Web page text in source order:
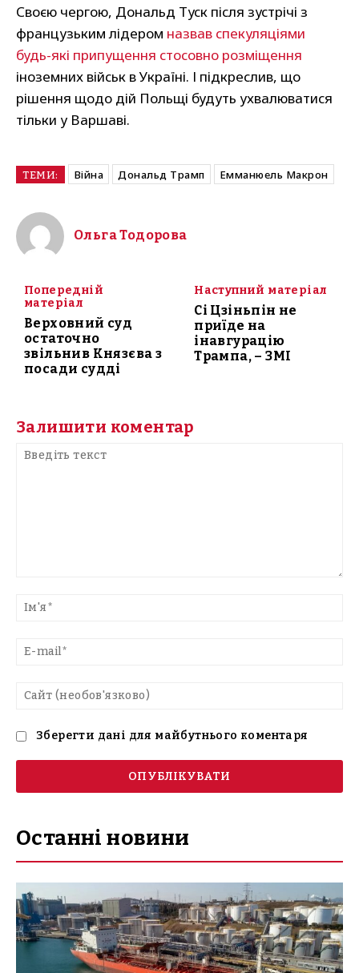
Своєю чергою, Дональд Туск після зустрічі з
французьким лідером назвав спекуляціями
будь-які припущення стосовно розміщення
іноземних військ в Україні. І підкреслив, що
рішення щодо дій Польщі будуть ухвалюватися
тільки у Варшаві.
ТЕМИ: Війна Дональд Трамп Емманюель Макрон
Ольга Тодорова
Попередній
матеріал
Верховний суд
остаточно
звільнив Князєва з
посади судді
Наступний матеріал
Сі Цзіньпін не
приїде на
інавгурацію
Трампа, – ЗМІ
Залишити коментар
текст
Зберегти дані для майбутнього коментаря
Останні новини